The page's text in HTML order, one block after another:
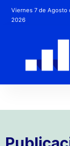
Viernes 7 de Agosto
2026